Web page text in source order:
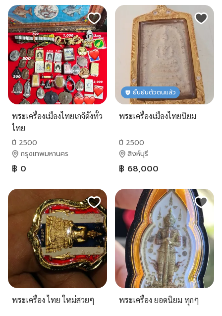
พระเครื่องเมืองไทยเกจิดังทั้ว
ไทย
ปี 2500
กรุงเทพมหานคร
฿ 0
ยืนยันตัวตนแล้ว
พระเครื่องเมืองไทยนิยม
ปี 2500
สิงห์บุรี
฿ 68,000
พระเครื่อง ไทย ใหม่สวยๆ พระเครื่อง ยอดนิยม ทุกๆ